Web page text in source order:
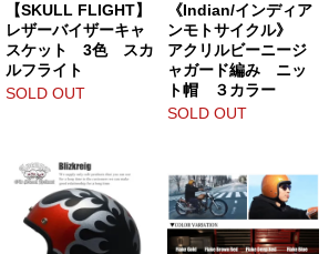
【SKULL FLIGHT】
レザーバイザーキャ
スケット 3色 スカ
ルフライト
SOLD OUT
《Indian/インディア
ンモトサイクル》
アクリルビーニージ
ャガード編み ニッ
ト帽 ３カラー
SOLD OUT